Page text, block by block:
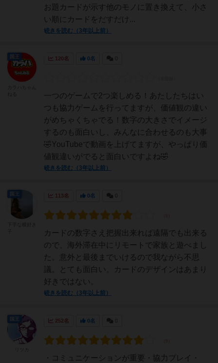
お題カードが示す他のモノに置き換えて、小さ
い順にカードをだすだけ...
続きを読む（3年以上前）
120名 0名
一つのゲームで2つ楽しめる！あたしたちはい
つも協力ゲームを行ってますが、価値観の違い
がめちゃくちゃでる！数字の大きさでイメージ
するのも面白いし、みんなに合わせるのも大事
🤣YouTubeで動画を上げてますが、やっぱり価
値観違いがでると面白いですよね🤣
続きを読む（3年以上前）
国王
113名 0名
カードの数字さえ把握出来れば遠隔でも出来る
ので、海外滞在中にリモートで家族と遊べまし
た。意外と最後までいけるので我ながら不思
議。とても面白い。カードのデザインはあまり
好きではない。
続きを読む（3年以上前）
国王
252名 0名
・コミュニケーションが重要・協力プレイ・
国王